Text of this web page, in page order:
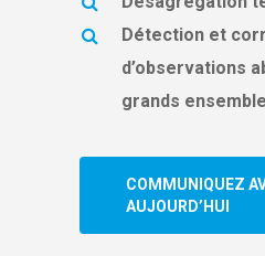
Détection et
d’observations
grands
COMMUNIQUEZ
AUJOURD’HUI